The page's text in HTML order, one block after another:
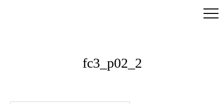
fc3_p02_2